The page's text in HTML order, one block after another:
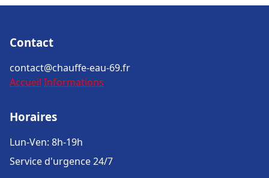
Contact
contact@chauffe-eau-69.fr
Accueil Informations
Horaires
Lun-Ven: 8h-19h
Service d'urgence 24/7